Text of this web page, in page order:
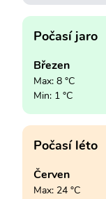
Počasí jaro
Březen
Max: 8 °C
Min: 1 °C
Počasí léto
Červen
Max: 24 °C